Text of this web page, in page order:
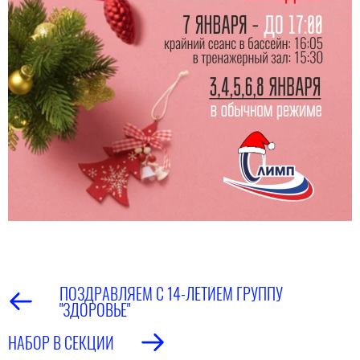
ПОЗДРАВЛЯЕМ С 14-ЛЕТИЕМ ГРУППУ
"ЗДОРОВЬЕ"
НАБОР В СЕКЦИИ